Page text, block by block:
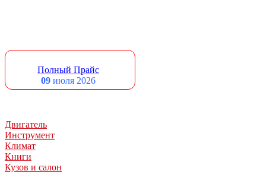
Полный Прайс
09 июля 2026
Двигатель
Инструмент
Климат
Книги
Кузов и салон